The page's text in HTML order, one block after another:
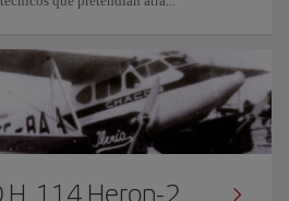
114 Heron-2